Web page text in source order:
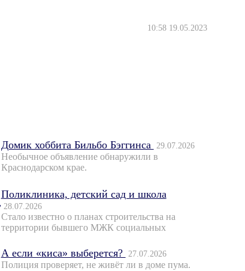
10:58 19.05.2023
Домик хоббита Бильбо Бэггинса 29.07.2026
Необычное объявление обнаружили в
Краснодарском крае.
Поликлиника, детский сад и школа
28.07.2026
Стало известно о планах строительства на
территории бывшего МЖК социальных
А если «киса» выберется? 27.07.2026
Полиция проверяет, не живёт ли в доме пума.